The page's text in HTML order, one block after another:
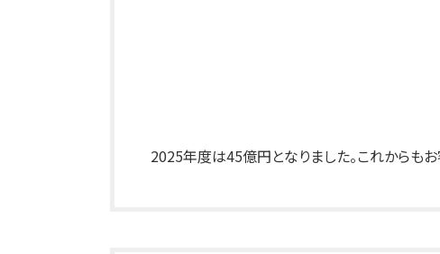
2025年度は45億円となりました。これからも